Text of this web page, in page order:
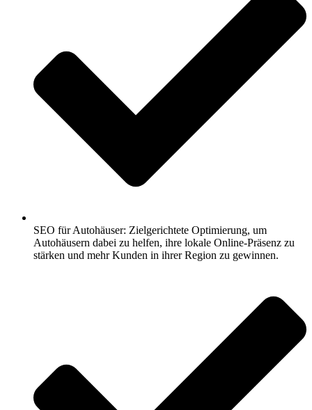
SEO für Autohäuser: Zielgerichtete Optimierung, um
Autohäusern dabei zu helfen, ihre lokale Online-Präsenz zu
stärken und mehr Kunden in ihrer Region zu gewinnen.